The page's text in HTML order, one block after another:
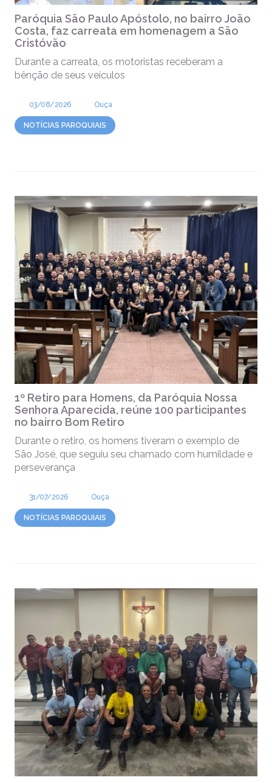
Paróquia São Paulo Apóstolo, no bairro João
Costa, faz carreata em homenagem a São
Cristóvão
Durante a carreata, os motoristas receberam a
bênção de seus veículos
03/08/2026 Ouça
NOTÍCIAS PAROQUIAIS
1º Retiro para Homens, da Paróquia Nossa
Senhora Aparecida, reúne 100 participantes
no bairro Bom Retiro
Durante o retiro, os homens tiveram o exemplo de
São José, que seguiu seu chamado com humildade e
perseverança
31/07/2026 Ouça
NOTÍCIAS PAROQUIAIS